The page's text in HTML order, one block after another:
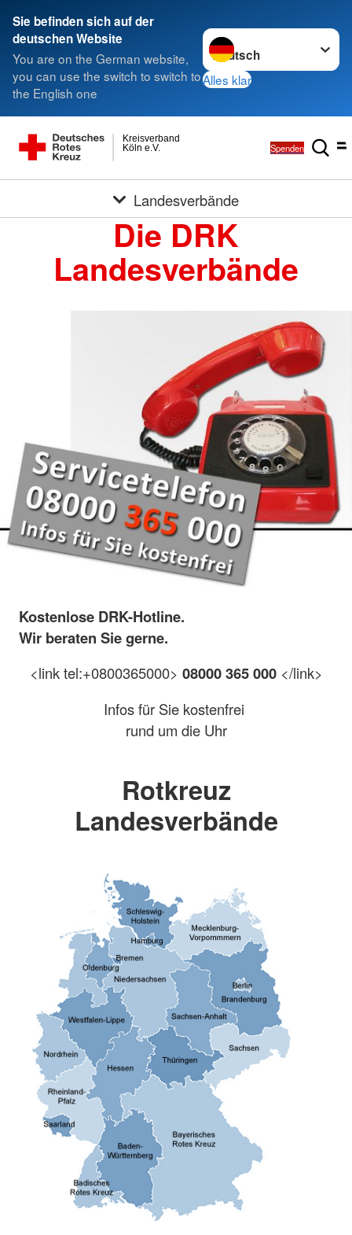
Sie befinden sich auf der
deutschen Website
You are on the German website,
you can use the switch to switch to
the English one
Sprache wechseln zu
Alles klar
Köln e.V.
Kreisverband
Spenden
Landesverbände
Die DRK
Landesverbände
Kostenlose DRK-Hotline.
Wir beraten Sie gerne.
<link tel:+0800365000> 08000 365 000 </link>
Infos für Sie kostenfrei
rund um die Uhr
Rotkreuz
Landesverbände